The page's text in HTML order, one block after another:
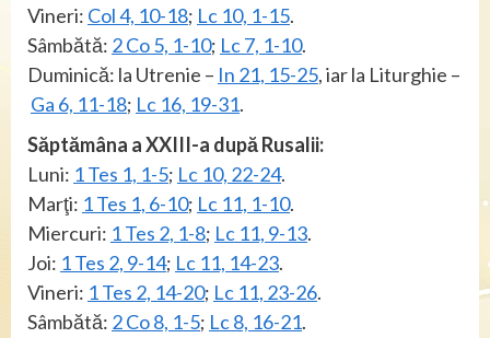
Vineri: Col 4, 10-18; Lc 10, 1-15.
Sâmbătă: 2 Co 5, 1-10; Lc 7, 1-10.
Duminică: la Utrenie – In 21, 15-25, iar la Liturghie –
Ga 6, 11-18; Lc 16, 19-31.
Săptămâna a XXIII-a după Rusalii:
Luni: 1 Tes 1, 1-5; Lc 10, 22-24.
Marţi: 1 Tes 1, 6-10; Lc 11, 1-10.
Miercuri: 1 Tes 2, 1-8; Lc 11, 9-13.
Joi: 1 Tes 2, 9-14; Lc 11, 14-23.
Vineri: 1 Tes 2, 14-20; Lc 11, 23-26.
Sâmbătă: 2 Co 8, 1-5; Lc 8, 16-21.